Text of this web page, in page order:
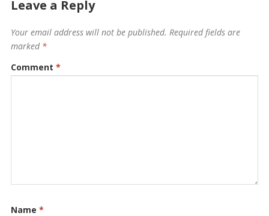
Leave a Reply
Your email address will not be published. Required fields are
marked *
Comment *
Name *